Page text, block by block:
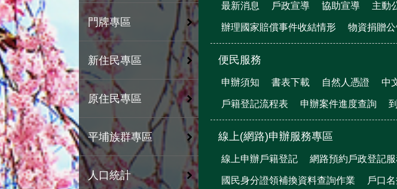
門牌專區
新住民專區
原住民專區
平埔族群專區
人口統計
最新消息 戶政宣導 協助宣導 主動
辦理國家賠償事件收結情形 物資捐贈
便民服務
申辦須知 書表下載 自然人憑證 中
戶籍登記流程表 申辦案件進度查詢
線上(網路)申辦服務專區
線上申辦戶籍登記 網路預約戶政登記服
國民身分證領補換資料查詢作業 戶口